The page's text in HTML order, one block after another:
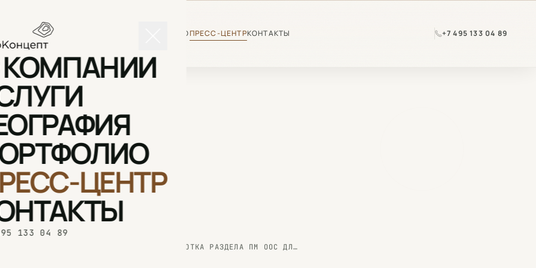
ЦЕНТР
133 04 89
О КОМПАНИИ ПОРТФОЛИОПРЕСС-ЦЕНТРКОНТАКТЫ +7 495 133 04 89
СПЕЦИАЛИСТАМИ ООО "ЭКОКОНЦЕПТ" ЗАВЕРШЕНА РАЗРАБОТКА РАЗДЕЛА ПМ ООС ДЛЯ ОБЪЕКТА: «РЕКОНСТРУКЦИЯ АЭРОВОКЗАЛЬНОГО КОМПЛЕКСА МЕЖДУНАРОДНЫХ/ВНУТРЕННИХ ВОЗДУШНЫХ ЛИНИЙ МЕЖДУНАРОДНОГО АЭРОПОРТА НОВОСИБИРСК (ТОЛМАЧЕВО)»